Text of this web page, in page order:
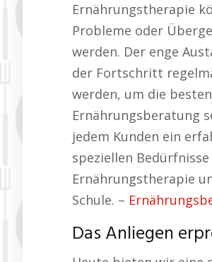
Ernährungstherapie
Probleme oder
werden. Der enge
der Fortschritt
werden, um die
Ernährungsberatung
jedem Kunden ein
speziellen
Ernährungstherapie
Schule. –
Das Anliegen